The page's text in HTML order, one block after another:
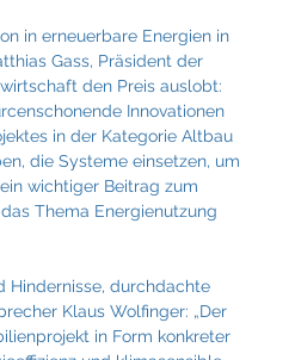
in erneuerbare Energien in
Gass, Präsident der
den Preis auslobt:
Innovationen
in der Kategorie Altbau
die Systeme einsetzen, um
wichtiger Beitrag zum
Thema Energienutzung
Hindernisse, durchdachte
Klaus Wolfinger: „Der
in Form konkreter